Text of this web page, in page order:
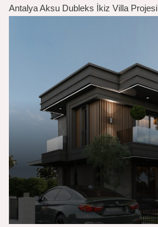
Antalya Aksu Dubleks İkiz Villa Projesi